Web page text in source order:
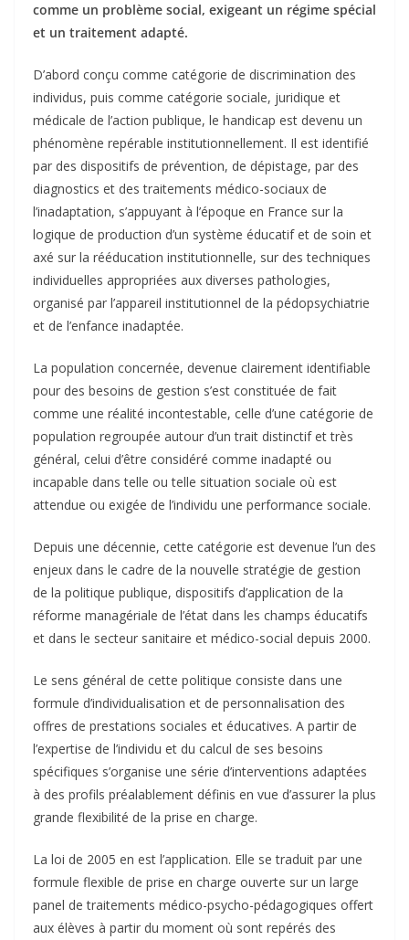
comme un problème social, exigeant un régime spécial
et un traitement adapté.
D’abord conçu comme catégorie de discrimination des
individus, puis comme catégorie sociale, juridique et
médicale de l’action publique, le handicap est devenu un
phénomène repérable institutionnellement. Il est identifié
par des dispositifs de prévention, de dépistage, par des
diagnostics et des traitements médico-sociaux de
l’inadaptation, s’appuyant à l’époque en France sur la
logique de production d’un système éducatif et de soin et
axé sur la rééducation institutionnelle, sur des techniques
individuelles appropriées aux diverses pathologies,
organisé par l’appareil institutionnel de la pédopsychiatrie
et de l’enfance inadaptée.
La population concernée, devenue clairement identifiable
pour des besoins de gestion s’est constituée de fait
comme une réalité incontestable, celle d’une catégorie de
population regroupée autour d’un trait distinctif et très
général, celui d’être considéré comme inadapté ou
incapable dans telle ou telle situation sociale où est
attendue ou exigée de l’individu une performance sociale.
Depuis une décennie, cette catégorie est devenue l’un des
enjeux dans le cadre de la nouvelle stratégie de gestion
de la politique publique, dispositifs d’application de la
réforme managériale de l’état dans les champs éducatifs
et dans le secteur sanitaire et médico-social depuis 2000.
Le sens général de cette politique consiste dans une
formule d’individualisation et de personnalisation des
offres de prestations sociales et éducatives. A partir de
l’expertise de l’individu et du calcul de ses besoins
spécifiques s’organise une série d’interventions adaptées
à des profils préalablement définis en vue d’assurer la plus
grande flexibilité de la prise en charge.
La loi de 2005 en est l’application. Elle se traduit par une
formule flexible de prise en charge ouverte sur un large
panel de traitements médico-psycho-pédagogiques offert
aux élèves à partir du moment où sont repérés des